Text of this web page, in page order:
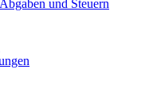
und Steuern